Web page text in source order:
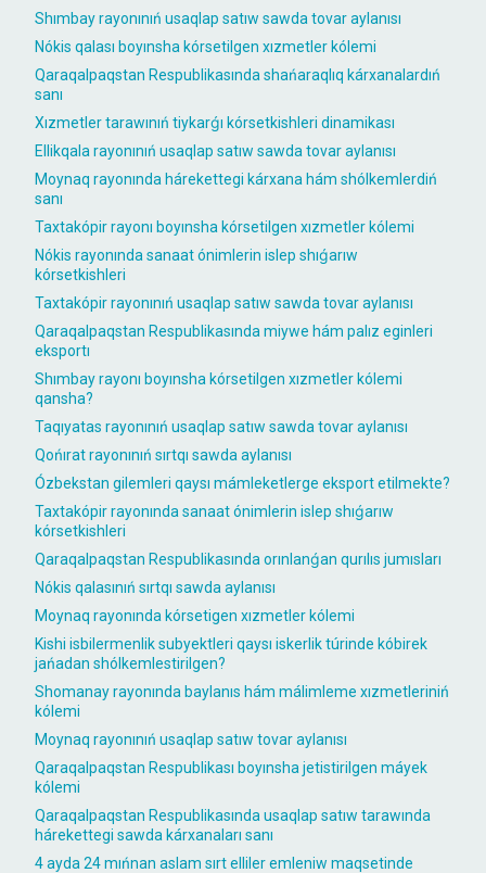
Shımbay rayonınıń usaqlap satıw sawda tovar aylanısı
Nókis qalası boyınsha kórsetilgen xızmetler kólemi
Qaraqalpaqstan Respublikasında shańaraqlıq kárxanalardıń
sanı
Xızmetler tarawınıń tiykarǵı kórsetkishleri dinamikası
Ellikqala rayonınıń usaqlap satıw sawda tovar aylanısı
Moynaq rayonında hárekettegi kárxana hám shólkemlerdiń
sanı
Taxtakópir rayonı boyınsha kórsetilgen xızmetler kólemi
Nókis rayonında sanaat ónimlerin islep shıǵarıw
kórsetkishleri
Taxtakópir rayonınıń usaqlap satıw sawda tovar aylanısı
Qaraqalpaqstan Respublikasında miywe hám palız eginleri
eksportı
Shımbay rayonı boyınsha kórsetilgen xızmetler kólemi
qansha?
Taqıyatas rayonınıń usaqlap satıw sawda tovar aylanısı
Qońırat rayonınıń sırtqı sawda aylanısı
Ózbekstan gilemleri qaysı mámleketlerge eksport etilmekte?
Taxtakópir rayonında sanaat ónimlerin islep shıǵarıw
kórsetkishleri
Qaraqalpaqstan Respublikasında orınlanǵan qurılıs jumısları
Nókis qalasınıń sırtqı sawda aylanısı
Moynaq rayonında kórsetigen xızmetler kólemi
Kishi isbilermenlik subyektleri qaysı iskerlik túrinde kóbirek
jańadan shólkemlestirilgen?
Shomanay rayonında baylanıs hám málimleme xızmetleriniń
kólemi
Moynaq rayonınıń usaqlap satıw tovar aylanısı
Qaraqalpaqstan Respublikası boyınsha jetistirilgen máyek
kólemi
Qaraqalpaqstan Respublikasında usaqlap satıw tarawında
hárekettegi sawda kárxanaları sanı
4 ayda 24 mıńnan aslam sırt elliler emleniw maqsetinde